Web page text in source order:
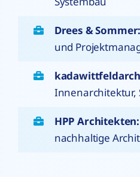
Drees & Sommer:
und
Innenarchitektur,
HPP Architekten:
nachhaltige